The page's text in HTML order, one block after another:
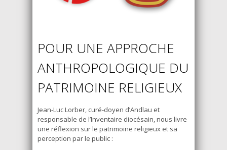
POUR UNE APPROCHE
ANTHROPOLOGIQUE DU
PATRIMOINE RELIGIEUX
Jean-Luc Lorber, curé-doyen d’Andlau et
responsable de l’Inventaire diocésain, nous livre
une réflexion sur le patrimoine religieux et sa
perception par le public :